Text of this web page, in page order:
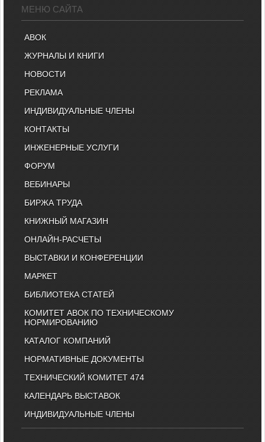
МЕНЮ САЙТА
АВОК
ЖУРНАЛЫ И КНИГИ
НОВОСТИ
РЕКЛАМА
ИНДИВИДУАЛЬНЫЕ ЧЛЕНЫ
КОНТАКТЫ
ИНЖЕНЕРНЫЕ УСЛУГИ
ФОРУМ
ВЕБИНАРЫ
БИРЖА ТРУДА
КНИЖНЫЙ МАГАЗИН
ОНЛАЙН-РАСЧЕТЫ
ВЫСТАВКИ И КОНФЕРЕНЦИИ
МАРКЕТ
БИБЛИОТЕКА СТАТЕЙ
КОМИТЕТ АВОК ПО ТЕХНИЧЕСКОМУ
НОРМИРОВАНИЮ
КАТАЛОГ КОМПАНИЙ
НОРМАТИВНЫЕ ДОКУМЕНТЫ
ТЕХНИЧЕСКИЙ КОМИТЕТ 474
КАЛЕНДАРЬ ВЫСТАВОК
ИНДИВИДУАЛЬНЫЕ ЧЛЕНЫ